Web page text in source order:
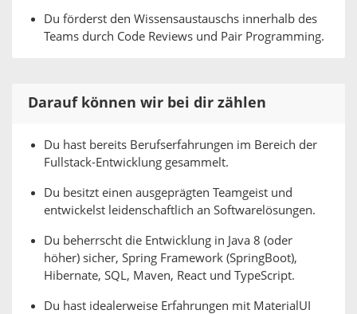
Du förderst den Wissensaustauschs innerhalb des
Teams durch Code Reviews und Pair Programming.
Darauf können wir bei dir zählen
Du hast bereits Berufserfahrungen im Bereich der
Fullstack-Entwicklung gesammelt.
Du besitzt einen ausgeprägten Teamgeist und
entwickelst leidenschaftlich an Softwarelösungen.
Du beherrscht die Entwicklung in Java 8 (oder
höher) sicher, Spring Framework (SpringBoot),
Hibernate, SQL, Maven, React und TypeScript.
Du hast idealerweise Erfahrungen mit MaterialUI